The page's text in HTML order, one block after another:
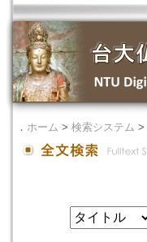
． ホーム > 検索システム >